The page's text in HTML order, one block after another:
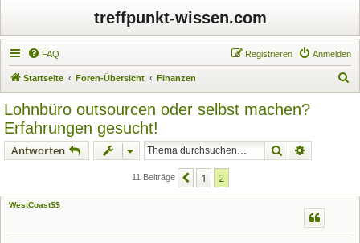
treffpunkt-wissen.com
FAQ Anmelden
Registrieren
Startseite Foren-Übersicht Finanzen
Lohnbüro outsourcen oder selbst machen?
Erfahrungen gesucht!
Antworten Suche
11 Beiträge Vorherige
1 2
WestCoast$$